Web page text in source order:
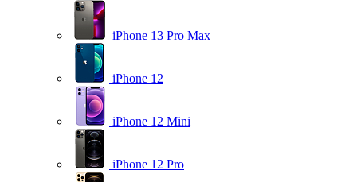
iPhone 13 Pro Max
iPhone 12
iPhone 12 Mini
iPhone 12 Pro